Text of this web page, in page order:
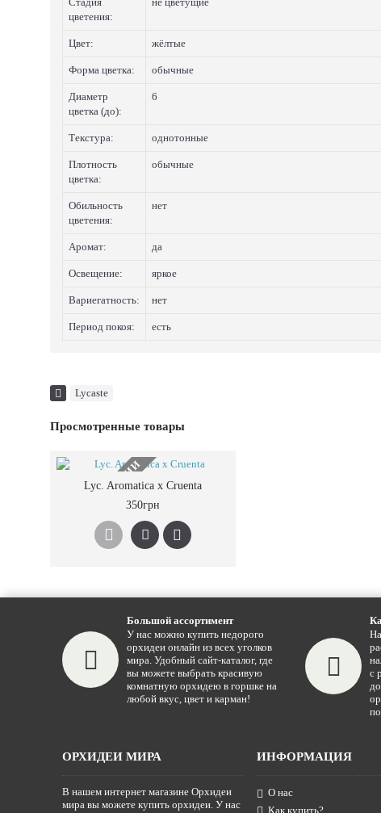
цветения:
Цвет: жёлтые
Форма цветка: обычные
Диаметр
цветка (до):
6
Текстура: однотонные
Плотность
цветка:
обычные
Обильность
цветения:
нет
Аромат: да
Освещение: яркое
Вариегатность: нет
Период покоя: есть
Lycaste
Просмотренные товары
НЕТ В НАЛИЧИИ
Lyc. Aromatica x Cruenta
350грн
Большой ассортимент
У нас можно купить недорого
орхидеи онлайн из всех уголков
мира. Удобный сайт-каталог, где
вы можете выбрать красивую
комнатную орхидею в горшке на
любой вкус, цвет и карман!
с
ОРХИДЕИ МИРА
В нашем интернет магазине Орхидеи
мира вы можете купить орхидеи. У нас
ИНФОРМАЦИЯ
О нас
Как купить?